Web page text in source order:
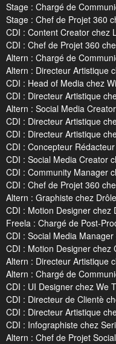
Stage : Chargé de
Stage : Chef de Projet 360
CDI : Content Creator chez
CDI : Chef de Projet 360
Altern : Chargé de
Altern : Directeur Artistique
CDI : Head of Media chez
CDI : Directeur Artistique
Altern : Social Media
CDI : Directeur Artistique
CDI : Directeur Artistique
CDI : Concepteur
CDI : Social Media Creator
CDI : Community Manager
CDI : Chef de Projet 360
Altern : Graphiste chez
CDI : Motion Designer chez
Freela : Chargé de Post-
CDI : Social Media
CDI : Motion Designer chez
Altern : Directeur Artistique
Altern : Chargé de
CDI : UI Designer chez We
CDI : Directeur de Clientè
CDI : Directeur Artistique
CDI : Infographiste chez
Altern : Chef de Projet